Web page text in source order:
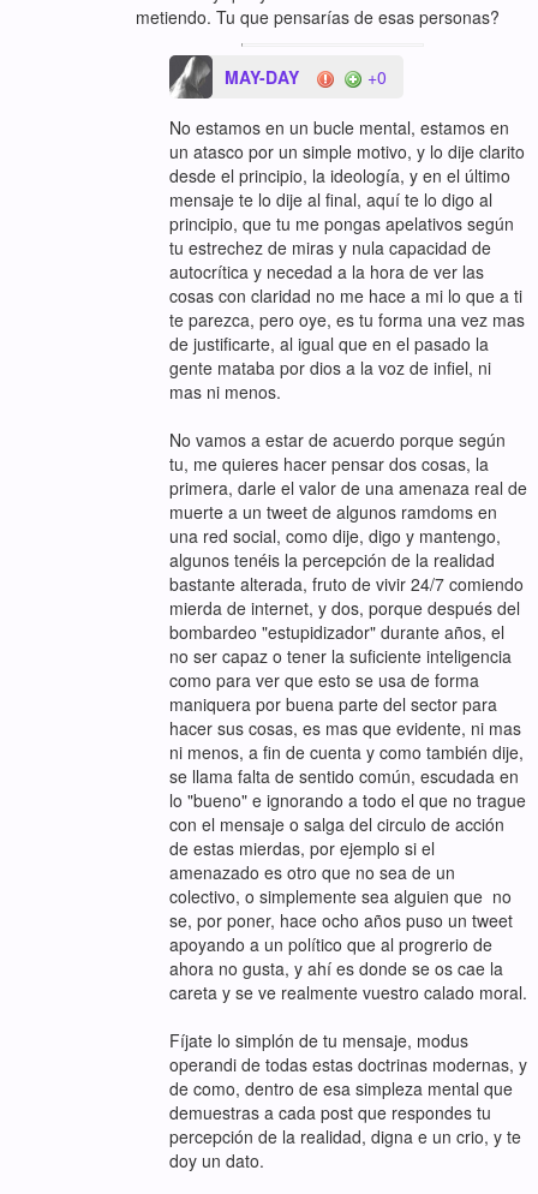
metiendo. Tu que pensarías de esas personas?
MAY-DAY +0
No estamos en un bucle mental, estamos en
un atasco por un simple motivo, y lo dije clarito
desde el principio, la ideología, y en el último
mensaje te lo dije al final, aquí te lo digo al
principio, que tu me pongas apelativos según
tu estrechez de miras y nula capacidad de
autocrítica y necedad a la hora de ver las
cosas con claridad no me hace a mi lo que a ti
te parezca, pero oye, es tu forma una vez mas
de justificarte, al igual que en el pasado la
gente mataba por dios a la voz de infiel, ni
mas ni menos.
No vamos a estar de acuerdo porque según
tu, me quieres hacer pensar dos cosas, la
primera, darle el valor de una amenaza real de
muerte a un tweet de algunos ramdoms en
una red social, como dije, digo y mantengo,
algunos tenéis la percepción de la realidad
bastante alterada, fruto de vivir 24/7 comiendo
mierda de internet, y dos, porque después del
bombardeo "estupidizador" durante años, el
no ser capaz o tener la suficiente inteligencia
como para ver que esto se usa de forma
maniquera por buena parte del sector para
hacer sus cosas, es mas que evidente, ni mas
ni menos, a fin de cuenta y como también dije,
se llama falta de sentido común, escudada en
lo "bueno" e ignorando a todo el que no trague
con el mensaje o salga del circulo de acción
de estas mierdas, por ejemplo si el
amenazado es otro que no sea de un
colectivo, o simplemente sea alguien que no
se, por poner, hace ocho años puso un tweet
apoyando a un político que al progrerio de
ahora no gusta, y ahí es donde se os cae la
careta y se ve realmente vuestro calado moral.
Fíjate lo simplón de tu mensaje, modus
operandi de todas estas doctrinas modernas, y
de como, dentro de esa simpleza mental que
demuestras a cada post que respondes tu
percepción de la realidad, digna e un crio, y te
doy un dato.